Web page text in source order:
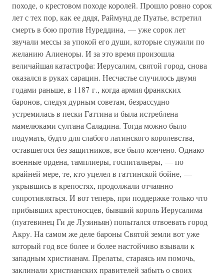
походе, о крестовом походе королей. Прошло ровно сорок
лет с тех пор, как ее дядя, Раймунд де Пуатье, встретил
смерть в бою против Нуреддина, — уже сорок лет
звучали мессы за упокой его души, которые служили по
желанию Алиеноры. И за это время произошла
величайшая катастрофа: Иерусалим, святой город, снова
оказался в руках сарацин. Несчастье случилось двумя
годами раньше, в 1187 г., когда армия франкских
баронов, следуя дурным советам, безрассудно
устремилась в пески Гаттина и была истреблена
мамелюками султана Саладина. Тогда можно было
подумать, будто для слабого латинского королевства,
оставшегося без защитников, все было кончено. Однако
военные ордена, тамплиеры, госпитальеры, — по
крайней мере, те, кто уцелел в гаттинской бойне, —
укрывшись в крепостях, продолжали отчаянно
сопротивляться. И вот теперь, при поддержке только что
прибывших крестоносцев, бывший король Иерусалима
(пуатевинец Ги де Лузиньян) попытался отвоевать город
Акру. На самом же деле бароны Святой земли вот уже
который год все более и более настойчиво взывали к
западным христианам. Прелаты, стараясь им помочь,
заклинали христианских правителей забыть о своих